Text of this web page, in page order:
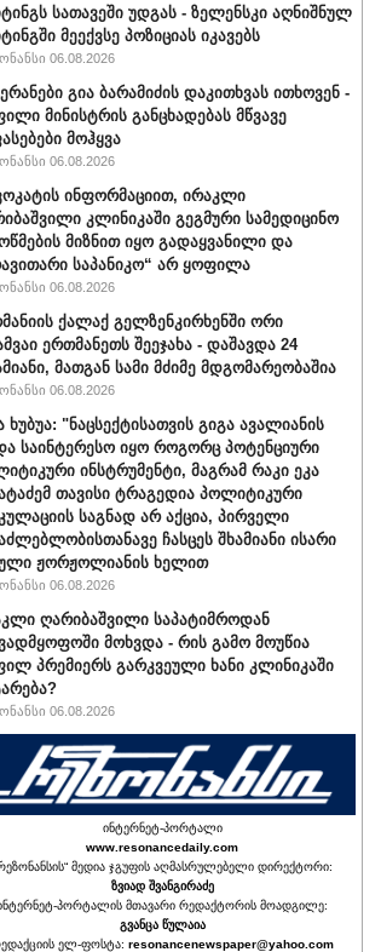
სათავეში უდგას - ზელენსკი აღნიშნულ
მეექვსე პოზიციას იკავებს
06.08.2026
გია ბარამიძის დაკითხვას ითხოვენ -
მინისტრის განცხადებას მწვავე
მოჰყვა
06.08.2026
ინფორმაციით, ირაკლი
კლინიკაში გეგმური სამედიცინო
მიზნით იყო გადაყვანილი და
საპანიკო“ არ ყოფილა
06.08.2026
ქალაქ გელზენკირხენში ორი
ერთმანეთს შეეჯახა - დაშავდა 24
მათგან სამი მძიმე მდგომარეობაშია
06.08.2026
ხუბუა: "ნაცსექტისათვის გიგა ავალიანის
საინტერესო იყო როგორც პოტენციური
ინსტრუმენტი, მაგრამ რაკი ეკა
თავისი ტრაგედია პოლიტიკური
საგნად არ აქცია, პირველი
ჩასცეს შხამიანი ისარი
ჟორჟოლიანის ხელით
06.08.2026
ღარიბაშვილი საპატიმროდან
მოხვდა - რის გამო მოუწია
პრემიერს გარკვეული ხანი კლინიკაში
06.08.2026
ინტერნეტ-პორტალი
www.resonancedaily.com
მედია ჯგუფის აღმასრულებელი დირექტორი:
ზვიად შვანგირაძე
პორტალის მთავარი რედაქტორის მოადგილე:
გვანცა წულაია
ელ-ფოსტა: resonancenewspaper@yahoo.com